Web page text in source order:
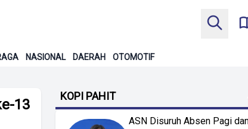
NASIONAL DAERAH OTOMOTIF
13
KOPI PAHIT
ASN Disuruh Absen Pagi